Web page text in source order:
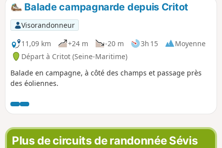
Balade campagnarde depuis Critot
Visorandonneur
11,09 km
+24 m -20 m 3h 15
Moyenne
Départ à Critot (Seine-Maritime)
Balade en campagne, à côté des champs et passage près
des éoliennes.
Plus de circuits de randonnée Sévis